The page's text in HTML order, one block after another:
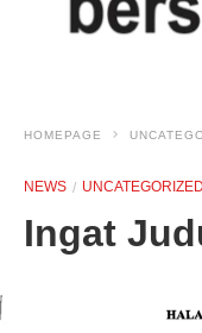
HOMEPAGE
NEWS UNCATEGORIZED
Ingat